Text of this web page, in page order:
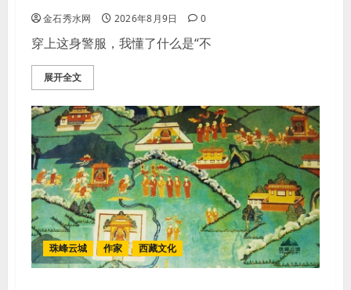
金石秀水网 2026年8月9日 0
穿上这身警服，我懂了什么是“不
展开全文
珠峰云城 作家 西藏文化